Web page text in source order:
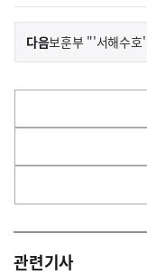
이
전
다
음
다음기
보훈부 "'서해수호
관련기사